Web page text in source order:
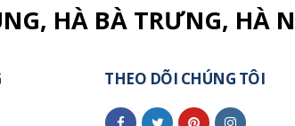
HÀ BÀ TRƯNG, HÀ
THEO DÕI CHÚNG TÔI